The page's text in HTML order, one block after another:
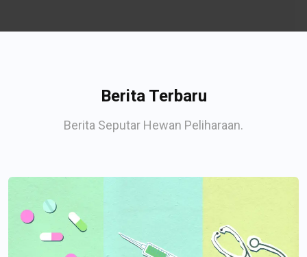
Berita Terbaru
Berita Seputar Hewan Peliharaan.